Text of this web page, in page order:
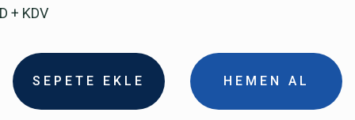
+ KDV
SEPETE EKLE HEMEN AL